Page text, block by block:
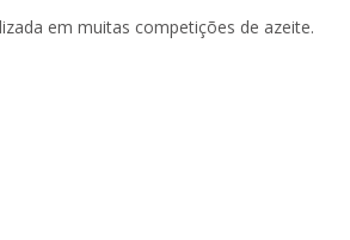
em muitas competições de azeite.